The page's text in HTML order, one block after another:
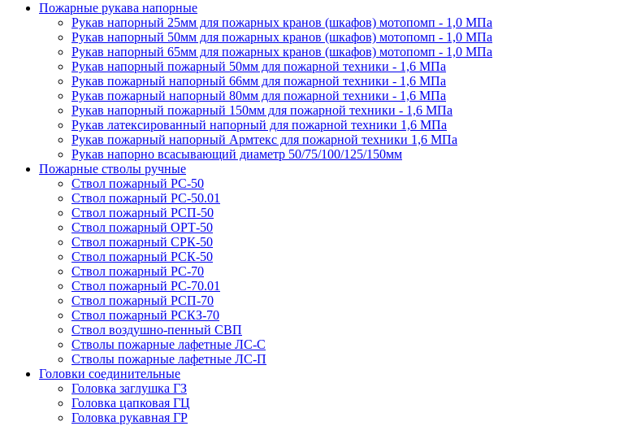
Пожарные рукава напорные
Рукав напорный 25мм для пожарных кранов (шкафов) мотопомп - 1,0 МПа
Рукав напорный 50мм для пожарных кранов (шкафов) мотопомп - 1,0 МПа
Рукав напорный 65мм для пожарных кранов (шкафов) мотопомп - 1,0 МПа
Рукав напорный пожарный 50мм для пожарной техники - 1,6 МПа
Рукав пожарный напорный 66мм для пожарной техники - 1,6 МПа
Рукав пожарный напорный 80мм для пожарной техники - 1,6 МПа
Рукав напорный пожарный 150мм для пожарной техники - 1,6 МПа
Рукав латексированный напорный для пожарной техники 1,6 МПа
Рукав пожарный напорный Армтекс для пожарной техники 1,6 МПа
Рукав напорно всасывающий диаметр 50/75/100/125/150мм
Пожарные стволы ручные
Ствол пожарный РС-50
Ствол пожарный РС-50.01
Ствол пожарный РСП-50
Ствол пожарный ОРТ-50
Ствол пожарный СРК-50
Ствол пожарный РСК-50
Ствол пожарный РС-70
Ствол пожарный РС-70.01
Ствол пожарный РСП-70
Ствол пожарный РСКЗ-70
Ствол воздушно-пенный СВП
Стволы пожарные лафетные ЛС-С
Стволы пожарные лафетные ЛС-П
Головки соединительные
Головка заглушка ГЗ
Головка цапковая ГЦ
Головка рукавная ГР